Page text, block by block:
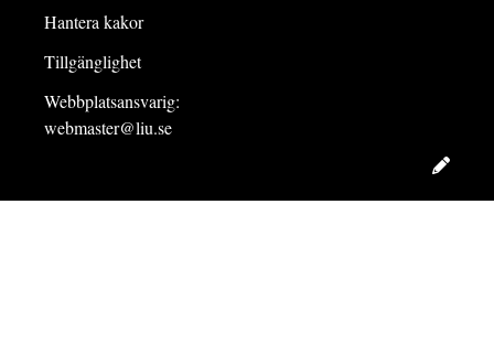
Hantera kakor
Tillgänglighet
Webbplatsansvarig:
webmaster@liu.se